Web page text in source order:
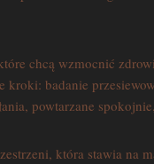
chcą wzmocnić
kroki: badanie
powtarzane
która stawia na